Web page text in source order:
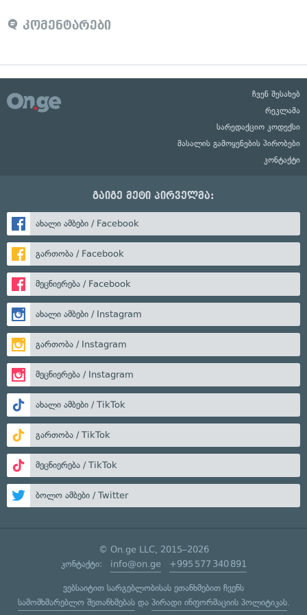
კომენტარები
ჩვენ შესახებ
რეკლამა
სარედაქციო კოდექსი
მასალის გამოყენების პირობები
კონტაქტი
გაიგე მეტი პირველმა:
ახალი ამბები / Facebook
გართობა / Facebook
მეცნიერება / Facebook
ახალი ამბები / Instagram
გართობა / Instagram
მეცნიერება / Instagram
ახალი ამბები / TikTok
გართობა / TikTok
მეცნიერება / TikTok
ბოლო ამბები / Twitter
© On.ge LLC, 2015–2026
კონტაქტი: info@on.ge +995 577 340 891
ვებსაიტით სარგებლობისას ეთანხმებით ჩვენს
სამომხმარებლო შეთანხმებასდა პირადი ინფორმაციის პოლიტიკას.